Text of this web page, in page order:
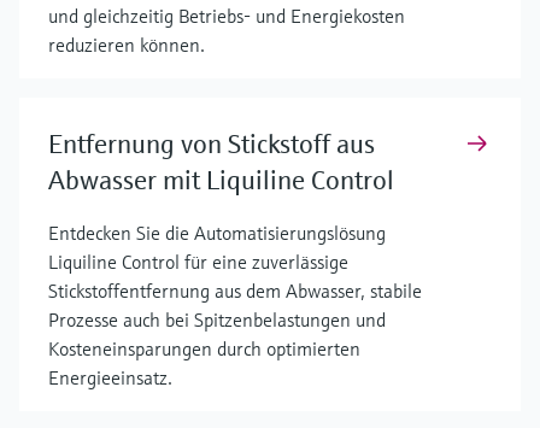
und gleichzeitig Betriebs- und Energiekosten
reduzieren können.
Entfernung von Stickstoff aus
Abwasser mit Liquiline Control
Entdecken Sie die Automatisierungslösung
Liquiline Control für eine zuverlässige
Stickstoffentfernung aus dem Abwasser, stabile
Prozesse auch bei Spitzenbelastungen und
Kosteneinsparungen durch optimierten
Energieeinsatz.